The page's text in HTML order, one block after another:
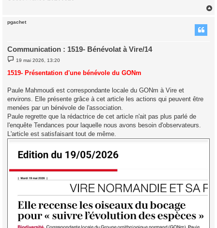
pgachet
Communication : 1519- Bénévolat à Vire/14
M
e
s
s
e
19 mai 2026, 13:20
1519- Présentation d'une bénévole du GONm
Paule Mahmoudi est correspondante locale du GONm à Vire et
environs. Elle présente grâce à cet article les actions qui peuvent être
menées par un bénévole de l'association.
Paule regrette que la rédactrice de cet article n'ait pas plus parlé de
l'enquête Tendances pour laquelle nous avons besoin d'observateurs.
L'article est satisfaisant tout de même.